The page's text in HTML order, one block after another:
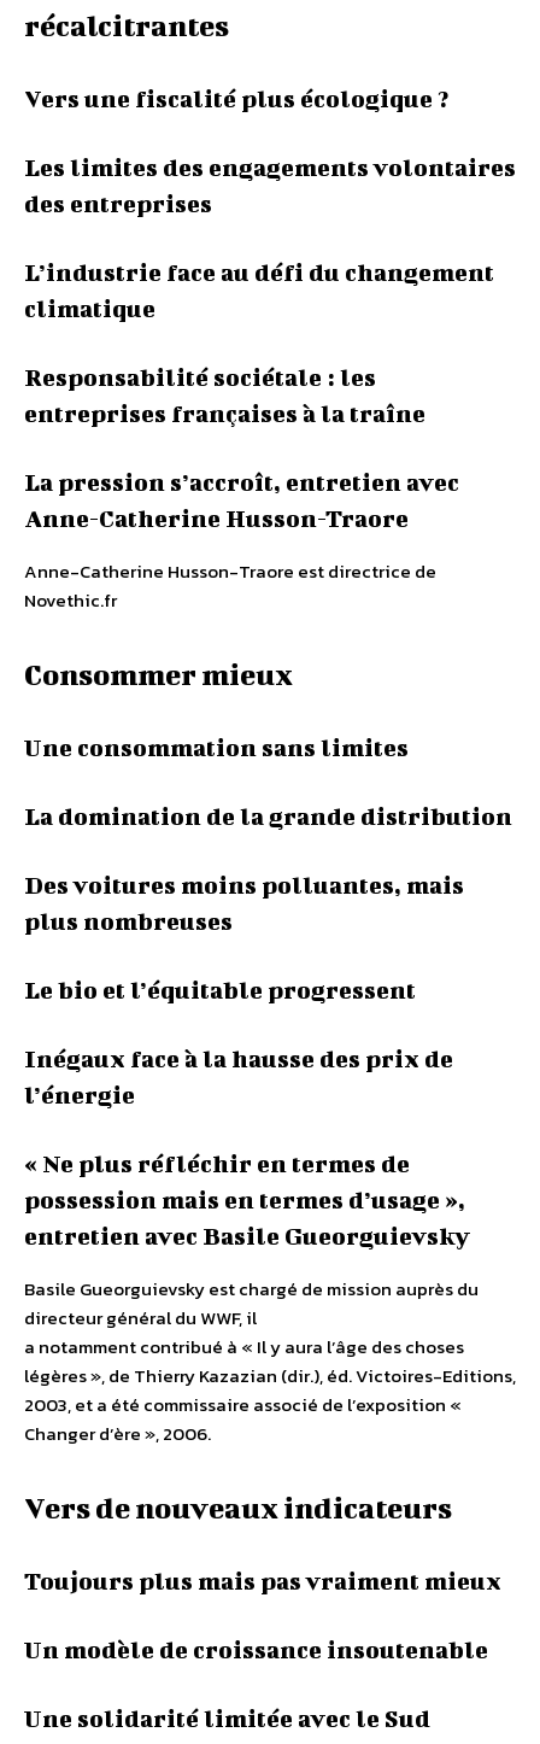
récalcitrantes
Vers une fiscalité plus écologique ?
Les limites des engagements volontaires
des entreprises
L’industrie face au défi du changement
climatique
Responsabilité sociétale : les
entreprises françaises à la traîne
La pression s’accroît, entretien avec
Anne-Catherine Husson-Traore
Anne-Catherine Husson-Traore est directrice de
Novethic.fr
Consommer mieux
Une consommation sans limites
La domination de la grande distribution
Des voitures moins polluantes, mais
plus nombreuses
Le bio et l’équitable progressent
Inégaux face à la hausse des prix de
l’énergie
« Ne plus réfléchir en termes de
possession mais en termes d’usage »,
entretien avec Basile Gueorguievsky
Basile Gueorguievsky est chargé de mission auprès du
directeur général du WWF, il
a notamment contribué à « Il y aura l’âge des choses
légères », de Thierry Kazazian (dir.), éd. Victoires-Editions,
2003, et a été commissaire associé de l’exposition «
Changer d’ère », 2006.
Vers de nouveaux indicateurs
Toujours plus mais pas vraiment mieux
Un modèle de croissance insoutenable
Une solidarité limitée avec le Sud